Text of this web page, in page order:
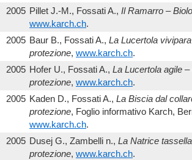
2005 Pillet J.-M., Fossati A., Il Ramarro –
www.karch.ch.
2005 Baur B., Fossati A., La Lucertola
protezione, www.karch.ch.
2005 Hofer U., Fossati A., La Lucertola agile –
protezione, www.karch.ch.
2005 Kaden D., Fossati A., La Biscia dal
protezione, Foglio informativo Karch,
www.karch.ch.
2005 Dusej G., Zambelli n., La Natrice
protezione, www.karch.ch.